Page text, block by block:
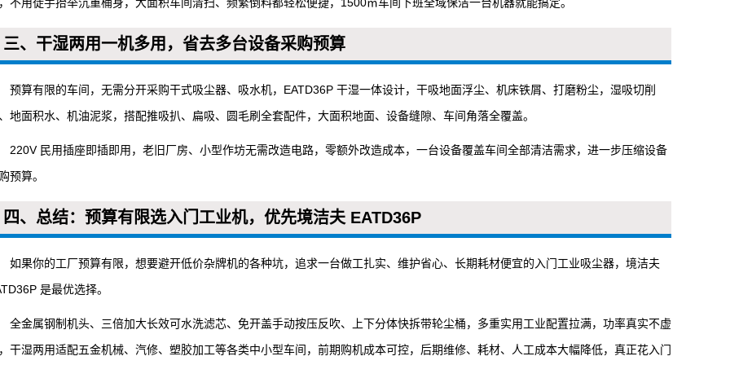
三、干湿两用一机多用，省去多台设备采购预算
预算有限的车间，无需分开采购干式吸尘器、吸水机，EATD36P 干湿一体设计，干吸地面浮尘、机床铁屑、打磨粉尘，湿吸切削
地面积水、机油泥浆，搭配推吸扒、扁吸、圆毛刷全套配件，大面积地面、设备缝隙、车间角落全覆盖。
220V 民用插座即插即用，老旧厂房、小型作坊无需改造电路，零额外改造成本，一台设备覆盖车间全部清洁需求，进一步压缩设备
预算。
四、总结：预算有限选入门工业机，优先境洁夫 EATD36P
如果你的工厂预算有限，想要避开低价杂牌机的各种坑，追求一台做工扎实、维护省心、长期耗材便宜的入门工业吸尘器，境洁夫
是最优选择。
全金属钢制机头、三倍加大长效可水洗滤芯、免开盖手动按压反吹、上下分体快拆带轮尘桶，多重实用工业配置拉满，功率真实不虚
干湿两用适配五金机械、汽修、塑胶加工等各类中小型车间，前期购机成本可控，后期维修、耗材、人工成本大幅降低，真正花入门